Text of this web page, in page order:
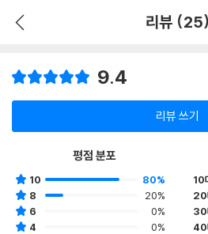
리뷰 (25)
9.4
리뷰 쓰기
평점 분포
10
80%
8
20%
6
0%
4
0%
10
20
30
40